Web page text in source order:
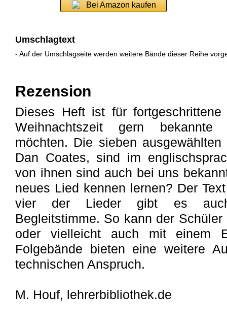
Bei Amazon kaufen
Umschlagtext
- Auf der Umschlagseite werden weitere Bände dieser Reihe
Rezension
Dieses Heft ist für
Weihnachtszeit gern bekannte
möchten. Die sieben
Dan Coates, sind im
von ihnen sind auch bei uns
neues Lied kennen lernen? Der
vier der Lieder gibt es auch
Begleitstimme. So kann der
oder vielleicht auch mit einem
Folgebände bieten eine weitere
technischen Anspruch.
M. Houf, lehrerbibliothek.de